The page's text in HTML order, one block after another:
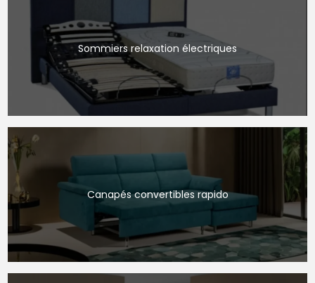
Sommiers relaxation électriques
Canapés convertibles rapido